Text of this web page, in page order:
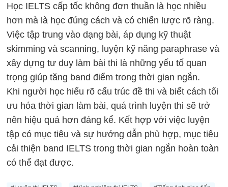
Học IELTS cấp tốc không đơn thuần là học nhiều
hơn mà là học đúng cách và có chiến lược rõ ràng.
Việc tập trung vào dạng bài, áp dụng kỹ thuật
skimming và scanning, luyện kỹ năng paraphrase và
xây dựng tư duy làm bài thi là những yếu tố quan
trọng giúp tăng band điểm trong thời gian ngắn.
Khi người học hiểu rõ cấu trúc đề thi và biết cách tối
ưu hóa thời gian làm bài, quá trình luyện thi sẽ trở
nên hiệu quả hơn đáng kể. Kết hợp với việc luyện
tập có mục tiêu và sự hướng dẫn phù hợp, mục tiêu
cải thiện band IELTS trong thời gian ngắn hoàn toàn
có thể đạt được.